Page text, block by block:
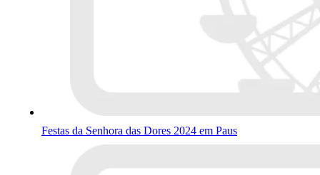
Festas da Senhora das Dores 2024 em Paus